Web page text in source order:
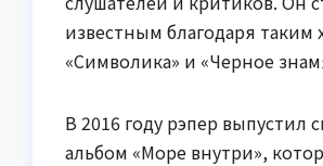
известным благодаря таким
«Символика» и «Черное
В 2016 году рэпер выпустил
альбом «Море внутри»,